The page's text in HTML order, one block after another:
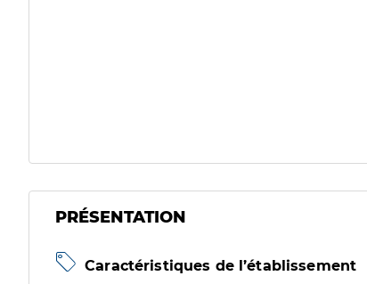
PRÉSENTATION
Caractéristiques de l’établissement